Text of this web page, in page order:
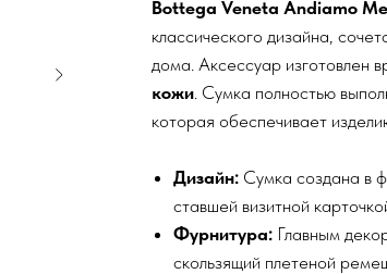
Bottega Veneta Andiamo
классического дизайна,
дома. Аксессуар изготовлен
кожи . Сумка полностью
которая обеспечивает
Дизайн: Сумка создана в
ставшей визитной
Фурнитура: Главным
скользящий плетеной